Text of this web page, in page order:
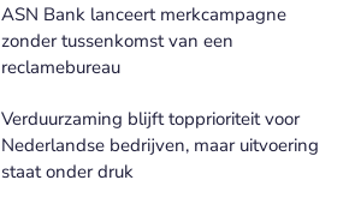
Meer Duurzaam bankieren nieuws
ASN Bank lanceert merkcampagne
zonder tussenkomst van een
reclamebureau
Verduurzaming blijft topprioriteit voor
Nederlandse bedrijven, maar uitvoering
staat onder druk